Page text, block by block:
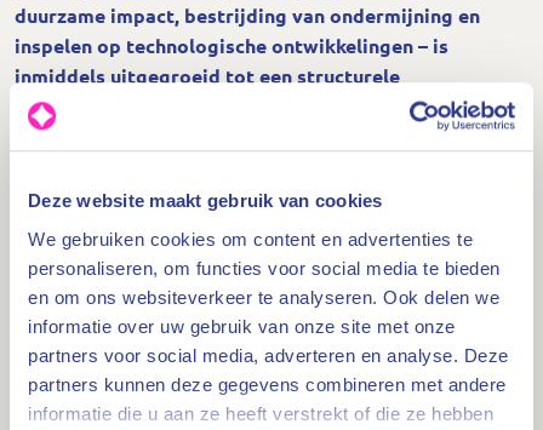
Deze website maakt gebruik van cookies
We gebruiken cookies om content en advertenties te
personaliseren, om functies voor social media te bieden
en om ons websiteverkeer te analyseren. Ook delen we
informatie over uw gebruik van onze site met onze
partners voor social media, adverteren en analyse. Deze
partners kunnen deze gegevens combineren met andere
informatie die u aan ze heeft verstrekt of die ze hebben
duurzame impact, bestrijding van ondermijning en
inspelen op technologische ontwikkelingen – is
inmiddels uitgegroeid tot een structurele
werkwijze. Daarbij verschuift de nadruk steeds
sterker naar het stimuleren van normconform
impact. Digitale innovaties, zoals datagedreven
toezicht, blijven daarbij een belangrijk
aandachtspunt.
Herijkte strategie 2026–2028
Vooruitkijkend heeft BFT zijn strategie voor de periode
2026–2028 aangescherpt. Nationale en internationale
ontwikkelingen maakten een actualisatie van de
toezichtprioriteiten noodzakelijk. De nieuwe